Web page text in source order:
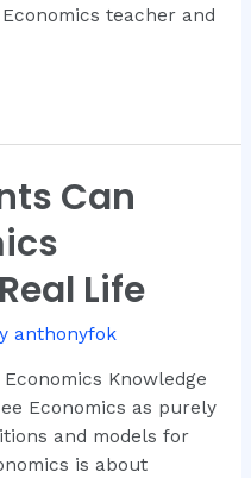
teacher and
Can
Life
anthonyfok
Knowledge
Economics as purely
and models for
is about